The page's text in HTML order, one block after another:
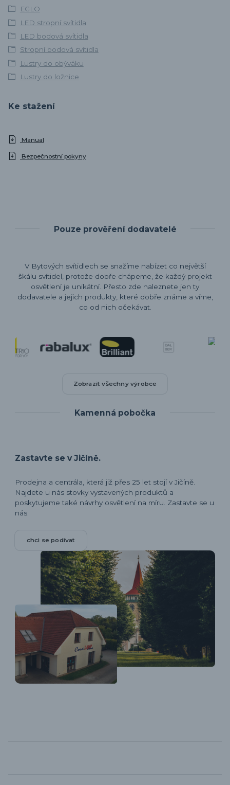
EGLO
LED stropní svítidla
LED bodová svítidla
Stropní bodová svítidla
Lustry do obýváku
Lustry do ložnice
Ke stažení
Manual
Bezpečnostní pokyny
Pouze prověření dodavatelé
V Bytových svítidlech se snažíme nabízet co největší
škálu svítidel, protože dobře chápeme, že každý projekt
osvětlení je unikátní. Přesto zde naleznete jen ty
dodavatele a jejich produkty, které dobře známe a víme,
co od nich očekávat.
Zobrazit všechny výrobce
Kamenná pobočka
Zastavte se v Jičíně.
Prodejna a centrála, která již přes 25 let stojí v Jičíně.
Najdete u nás stovky vystavených produktů a
poskytujeme také návrhy osvětlení na míru. Zastavte se u
nás.
chci se podívat